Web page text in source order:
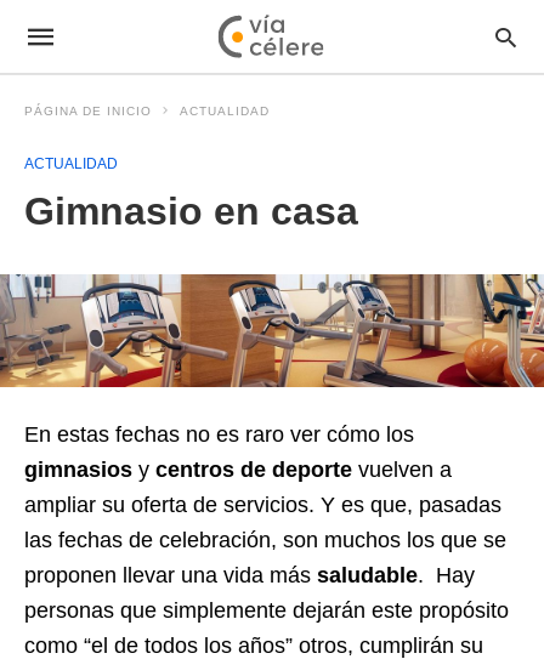
PÁGINA DE INICIO ACTUALIDAD
ACTUALIDAD
Gimnasio en casa
En estas fechas no es raro ver cómo los
gimnasios y centros de deporte vuelven a
ampliar su oferta de servicios. Y es que, pasadas
las fechas de celebración, son muchos los que se
proponen llevar una vida más saludable. Hay
personas que simplemente dejarán este propósito
como “el de todos los años” otros, cumplirán su